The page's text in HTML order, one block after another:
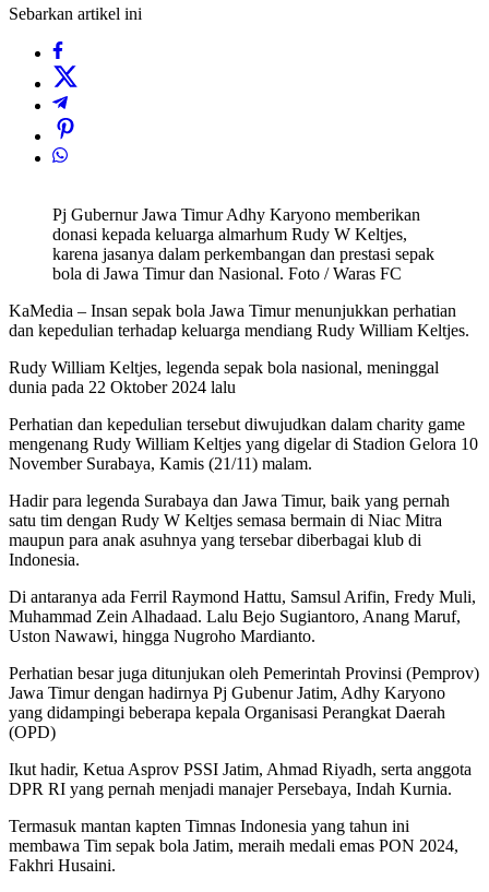
Sebarkan artikel ini
Pj Gubernur Jawa Timur Adhy Karyono memberikan
donasi kepada keluarga almarhum Rudy W Keltjes,
karena jasanya dalam perkembangan dan prestasi sepak
bola di Jawa Timur dan Nasional. Foto / Waras FC
KaMedia – Insan sepak bola Jawa Timur menunjukkan perhatian
dan kepedulian terhadap keluarga mendiang Rudy William Keltjes.
Rudy William Keltjes, legenda sepak bola nasional, meninggal
dunia pada 22 Oktober 2024 lalu
Perhatian dan kepedulian tersebut diwujudkan dalam charity game
mengenang Rudy William Keltjes yang digelar di Stadion Gelora 10
November Surabaya, Kamis (21/11) malam.
Hadir para legenda Surabaya dan Jawa Timur, baik yang pernah
satu tim dengan Rudy W Keltjes semasa bermain di Niac Mitra
maupun para anak asuhnya yang tersebar diberbagai klub di
Indonesia.
Di antaranya ada Ferril Raymond Hattu, Samsul Arifin, Fredy Muli,
Muhammad Zein Alhadaad. Lalu Bejo Sugiantoro, Anang Maruf,
Uston Nawawi, hingga Nugroho Mardianto.
Perhatian besar juga ditunjukan oleh Pemerintah Provinsi (Pemprov)
Jawa Timur dengan hadirnya Pj Gubenur Jatim, Adhy Karyono
yang didampingi beberapa kepala Organisasi Perangkat Daerah
(OPD)
Ikut hadir, Ketua Asprov PSSI Jatim, Ahmad Riyadh, serta anggota
DPR RI yang pernah menjadi manajer Persebaya, Indah Kurnia.
Termasuk mantan kapten Timnas Indonesia yang tahun ini
membawa Tim sepak bola Jatim, meraih medali emas PON 2024,
Fakhri Husaini.